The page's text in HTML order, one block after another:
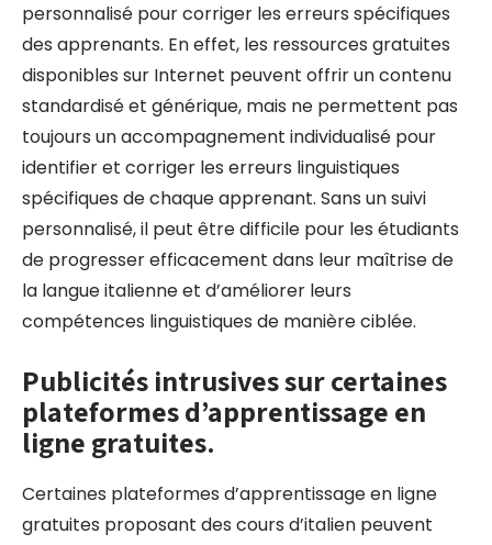
personnalisé pour corriger les erreurs spécifiques
des apprenants. En effet, les ressources gratuites
disponibles sur Internet peuvent offrir un contenu
standardisé et générique, mais ne permettent pas
toujours un accompagnement individualisé pour
identifier et corriger les erreurs linguistiques
spécifiques de chaque apprenant. Sans un suivi
personnalisé, il peut être difficile pour les étudiants
de progresser efficacement dans leur maîtrise de
la langue italienne et d’améliorer leurs
compétences linguistiques de manière ciblée.
Publicités intrusives sur certaines
plateformes d’apprentissage en
ligne gratuites.
Certaines plateformes d’apprentissage en ligne
gratuites proposant des cours d’italien peuvent